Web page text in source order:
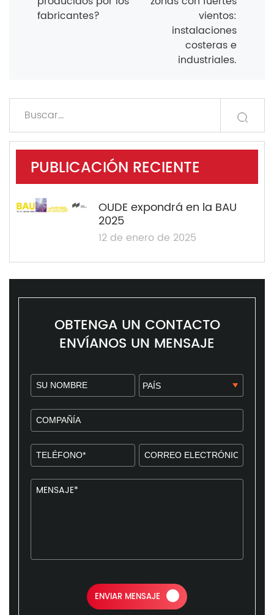
fabricantes?
vientos:
instalaciones
costeras e
industriales.
PUBLICACIÓN RECIENTE
OUDE expondrá en la BAU
2025
12 de enero de 2025
OBTENGA UN CONTACTO
ENVÍANOS UN MENSAJE
ENVIAR MENSAJE